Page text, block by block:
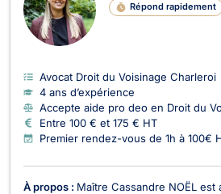
Répond rapidement
Avocat Droit du Voisinage Charleroi
4 ans d’expérience
Accepte aide pro deo en Droit du
Entre 100 € et 175 € HT
Premier rendez-vous de 1h à 100€
À propos : Maître Cassandre NOËL est